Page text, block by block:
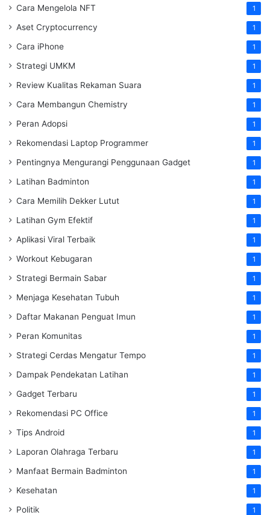
Cara Mengelola NFT 1
Aset Cryptocurrency 1
Cara iPhone 1
Strategi UMKM 1
Review Kualitas Rekaman Suara 1
Cara Membangun Chemistry 1
Peran Adopsi 1
Rekomendasi Laptop Programmer 1
Pentingnya Mengurangi Penggunaan Gadget 1
Latihan Badminton 1
Cara Memilih Dekker Lutut 1
Latihan Gym Efektif 1
Aplikasi Viral Terbaik 1
Workout Kebugaran 1
Strategi Bermain Sabar 1
Menjaga Kesehatan Tubuh 1
Daftar Makanan Penguat Imun 1
Peran Komunitas 1
Strategi Cerdas Mengatur Tempo 1
Dampak Pendekatan Latihan 1
Gadget Terbaru 1
Rekomendasi PC Office 1
Tips Android 1
Laporan Olahraga Terbaru 1
Manfaat Bermain Badminton 1
Kesehatan 1
Politik 1